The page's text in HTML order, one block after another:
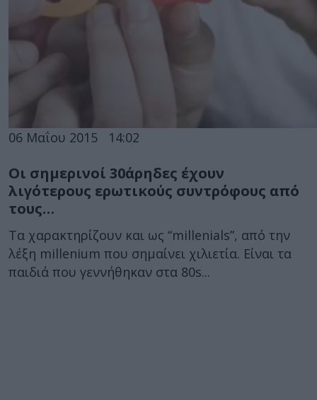
06 Μαΐου 2015 14:02
Οι σημερινοί 30άρηδες έχουν
λιγότερους ερωτικούς συντρόφους από
τους…
Τα χαρακτηρίζουν και ως “millenials”, από την
λέξη millenium που σημαίνει χιλιετία. Είναι τα
παιδιά που γεννήθηκαν στα 80s...